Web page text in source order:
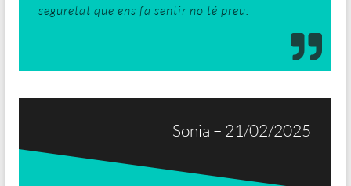
seguretat que ens fa sentir no té preu.
Sonia – 21/02/2025